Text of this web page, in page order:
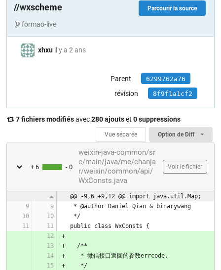
Parcourir la source
//wxscheme
formao-live
xhxu il y a 2 ans
Parent 6299762a76
révision 8f9f1a1cf2
7 fichiers modifiésavec280 ajoutset 0 suppressions
Vue séparée Option de Diff
+ 6 - 0
weixin-java-common/sr
c/main/java/me/chanja
r/weixin/common/api/
WxConsts.java
Voir le fichier
@@ -9,6 +9,12 @@ import java.util.Map;
* @author Daniel Qian & binarywang
*/
public class WxConsts {
  /**
   * 微信接口返回的参数errcode.
   */